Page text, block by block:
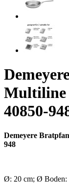
Multiline
40850-
Demeyere
948
Ø: 20 cm; Ø Boden: